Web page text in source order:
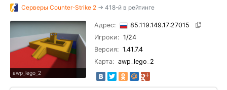
Серверы Counter-Strike 2 → 418-й в рейтинге
awp_lego_2
Адрес:
85.119.149.17:27015
Игроки: 1/24
Версия: 1.41.7.4
Карта: awp_lego_2